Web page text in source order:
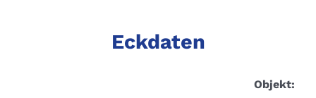
Eckdaten
Objekt: